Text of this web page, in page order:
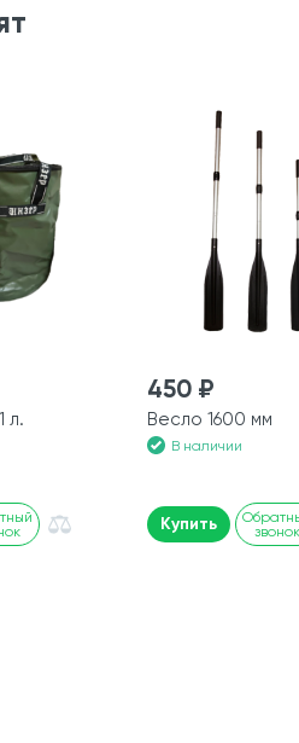
л.
450 ₽
Весло 1600 мм
В наличии
Купить
звонок